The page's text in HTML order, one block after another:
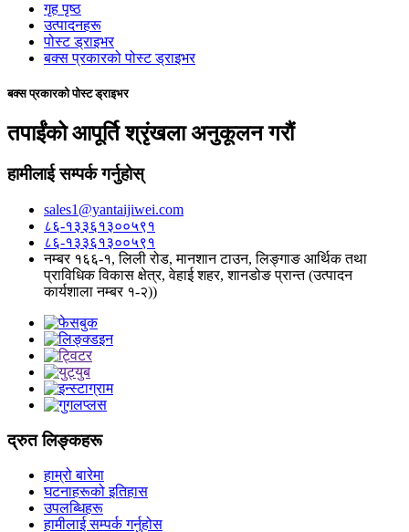
गृह पृष्ठ
उत्पादनहरू
पोस्ट ड्राइभर
बक्स प्रकारको पोस्ट ड्राइभर
बक्स प्रकारको पोस्ट ड्राइभर
तपाईंको आपूर्ति श्रृंखला अनुकूलन गरौं
हामीलाई सम्पर्क गर्नुहोस्
sales1@yantaijiwei.com
८६-१३३६१३००५९१
८६-१३३६१३००५९१
नम्बर १६६-१, लिली रोड, मानशान टाउन, लिङ्गाङ आर्थिक तथा
प्राविधिक विकास क्षेत्र, वेहाई शहर, शानडोङ प्रान्त (उत्पादन
कार्यशाला नम्बर १-२))
द्रुत लिङ्कहरू
हाम्रो बारेमा
घटनाहरूको इतिहास
उपलब्धिहरू
हामीलाई सम्पर्क गर्नुहोस